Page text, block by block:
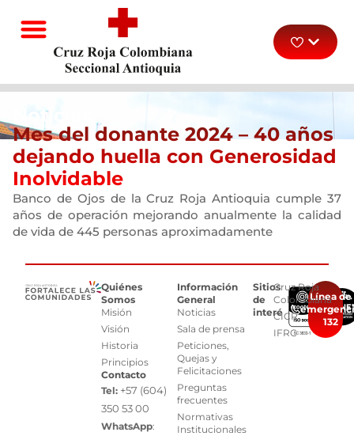
Noticias
Mes del donante 2024 – 40 años
dejando huella con Generosidad
Inolvidable
Banco de Ojos de la Cruz Roja Antioquia cumple 37
años de operación mejorando anualmente la calidad
de vida de 445 personas aproximadamente
Quiénes
Somos
Misión
Visión
Historia
Principios
Contacto
Tel: +57 (604)
350 53 00
WhatsApp:
Información
General
Noticias
Sala de prensa
Peticiones,
Quejas y
Felicitaciones
Preguntas
frecuentes
Normativas
Institucionales
Sitios
de
interés
Cruz Roja
Colombiana
CICR
IFRC
Línea de
132